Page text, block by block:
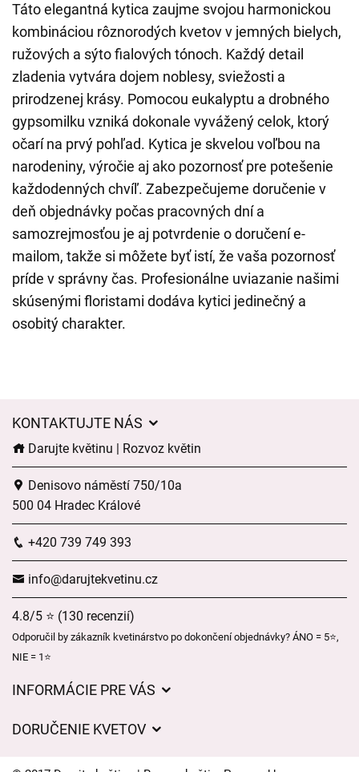
Táto elegantná kytica zaujme svojou harmonickou
kombináciou rôznorodých kvetov v jemných bielych,
ružových a sýto fialových tónoch. Každý detail
zladenia vytvára dojem noblesy, sviežosti a
prirodzenej krásy. Pomocou eukalyptu a drobného
gypsomilku vzniká dokonale vyvážený celok, ktorý
očarí na prvý pohľad. Kytica je skvelou voľbou na
narodeniny, výročie aj ako pozornosť pre potešenie
každodenných chvíľ. Zabezpečujeme doručenie v
deň objednávky počas pracovných dní a
samozrejmosťou je aj potvrdenie o doručení e-
mailom, takže si môžete byť istí, že vaša pozornosť
príde v správny čas. Profesionálne uviazanie našimi
skúsenými floristami dodáva kytici jedinečný a
osobitý charakter.
KONTAKTUJTE NÁS
Darujte květinu | Rozvoz květin
Denisovo náměstí 750/10a
500 04 Hradec Králové
+420 739 749 393
info@darujtekvetinu.cz
4.8/5 ⭐ (130 recenzií)
Odporučil by zákazník kvetinárstvo po dokončení objednávky? ÁNO = 5⭐,
NIE = 1⭐
INFORMÁCIE PRE VÁS
Časy doručenia kvetov – prehľad možností
DORUČENIE KVETOV